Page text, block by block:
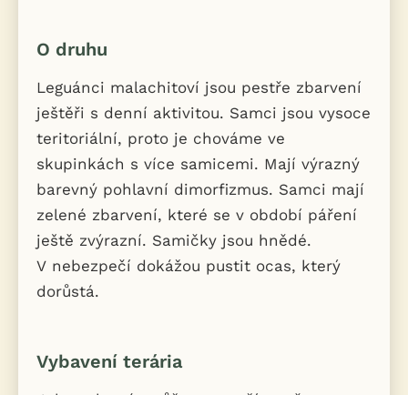
O druhu
Leguánci malachitoví jsou pestře zbarvení
ještěři s denní aktivitou. Samci jsou vysoce
teritoriální, proto je chováme ve
skupinkách s více samicemi. Mají výrazný
barevný pohlavní dimorfizmus. Samci mají
zelené zbarvení, které se v období páření
ještě zvýrazní. Samičky jsou hnědé.
V nebezpečí dokážou pustit ocas, který
dorůstá.
Vybavení terária